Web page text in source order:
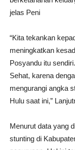
jelas Peni
“Kita tekankan
meningkatkan
Posyandu itu
Sehat, karena
mengurangi angka
Hulu saat ini,”
Menurut data yang
stunting di